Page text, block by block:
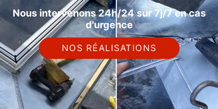
Nous intervenons 24h/24 sur 7j/7 en cas
d'urgence
NOS RÉALISATIONS